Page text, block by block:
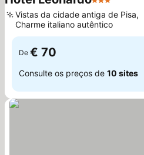
3 Estrelas
Vistas da cidade antiga de Pisa,
Charme italiano autêntico
De € 70
Consulte os preços de 10 sites